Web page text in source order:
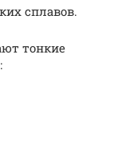
сплавов.
тонкие